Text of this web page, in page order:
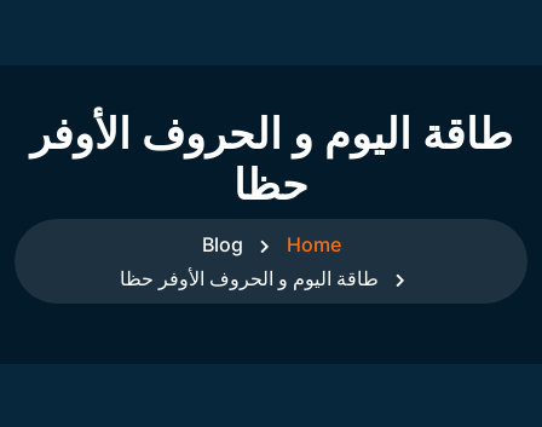
طاقة اليوم و الحروف الأوفر
حظا
Home
Blog
طاقة اليوم و الحروف الأوفر حظا